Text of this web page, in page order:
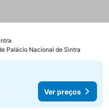
Palácio Nacional de Sintra
Ver preços